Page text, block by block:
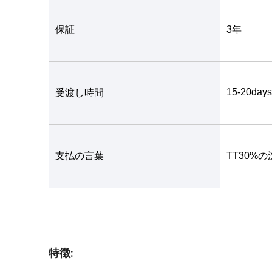
保証 3年
受渡し時間 15-20days
支払の言葉 TT30%の
特徴: